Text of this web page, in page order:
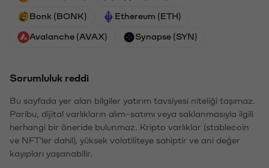
Bonk (BONK) Ethereum (ETH)
Avalanche (AVAX) Synapse (SYN)
Sorumluluk reddi
Bu sayfada yer alan bilgiler yatırım tavsiyesi niteliği taşımaz.
Paribu, dijital varlıkların alım-satımı veya saklanmasıyla ilgili
herhangi bir öneride bulunmaz. Kripto varlıklar (stablecoin
ve NFT'ler dahil), yüksek volatiliteye sahiptir ve ani değer
kayıpları yaşanabilir.